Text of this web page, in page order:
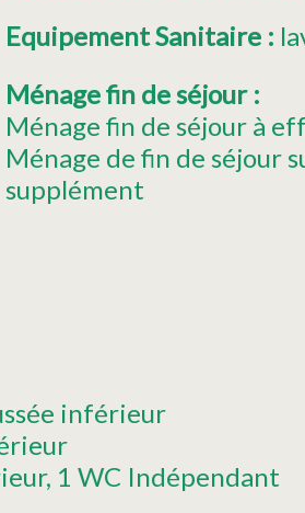
Equipement Sanitaire :
Ménage fin de séjour :
Ménage fin de séjour à
Ménage de fin de séjour
supplément
inférieur
1 WC Indépendant